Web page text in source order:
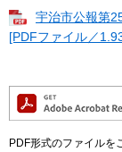
宇治市公報第
[PDFファイル／
PDF形式のファイルを